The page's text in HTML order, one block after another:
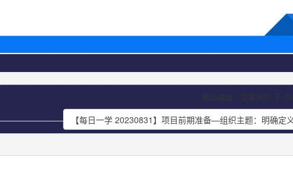
最后编辑：见素抱朴 于
【每日一学 20230831】项目前期准备—组织主题：明确定